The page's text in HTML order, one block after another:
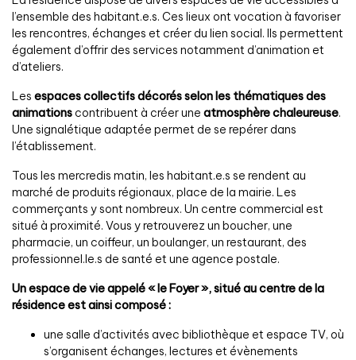
l’ensemble des habitant.e.s. Ces lieux ont vocation à favoriser
les rencontres, échanges et créer du lien social. Ils permettent
également d’offrir des services notamment d’animation et
d’ateliers.
Les espaces collectifs décorés selon les thématiques des
animations contribuent à créer une atmosphère chaleureuse.
Une signalétique adaptée permet de se repérer dans
l’établissement.
Tous les mercredis matin, les habitant.e.s se rendent au
marché de produits régionaux, place de la mairie. Les
commerçants y sont nombreux. Un centre commercial est
situé à proximité. Vous y retrouverez un boucher, une
pharmacie, un coiffeur, un boulanger, un restaurant, des
professionnel.le.s de santé et une agence postale.
Un espace de vie appelé « le Foyer », situé au centre de la
résidence est ainsi composé :
une salle d’activités avec bibliothèque et espace TV, où
s’organisent échanges, lectures et évènements